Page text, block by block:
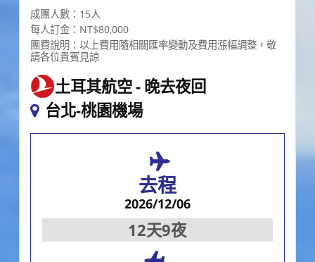
成團人數：15人
每人訂金：NT$80,000
團費說明：以上費用隨相關匯率變動及費用漲幅調整，敬
請各位貴賓見諒
土耳其航空 晚去夜回
台北-桃園機場
去程
2026/12/06
12天9夜